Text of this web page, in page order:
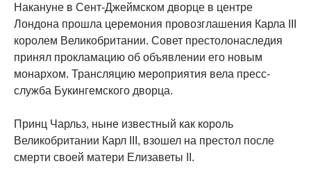
Накануне в Сент-Джеймском дворце в центре
Лондона прошла церемония провозглашения Карла III
королем Великобритании. Совет престолонаследия
принял прокламацию об объявлении его новым
монархом. Трансляцию мероприятия вела пресс-
служба Букингемского дворца.
Принц Чарльз, ныне известный как король
Великобритании Карл III, взошел на престол после
смерти своей матери Елизаветы II.